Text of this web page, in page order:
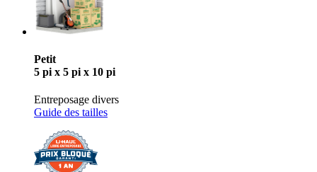
Petit
5 pi x 5 pi x 10 pi
Entreposage divers
Guide des tailles